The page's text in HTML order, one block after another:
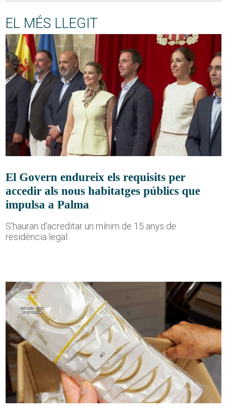
EL MÉS LLEGIT
El Govern endureix els requisits per
accedir als nous habitatges públics que
impulsa a Palma
S'hauran d'acreditar un mínim de 15 anys de
residència legal